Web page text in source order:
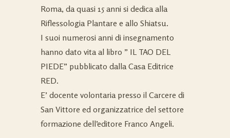
Roma, da quasi 15 anni si dedica alla
Riflessologia Plantare e allo Shiatsu.
I suoi numerosi anni di insegnamento
hanno dato vita al libro ” IL TAO DEL
PIEDE” pubblicato dalla Casa Editrice
RED.
E’ docente volontaria presso il Carcere di
San Vittore ed organizzatrice del settore
formazione dell’editore Franco Angeli.